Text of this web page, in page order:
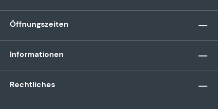
Öffnungszeiten
Informationen
Rechtliches